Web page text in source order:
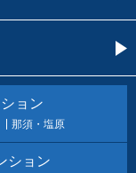
ョン
那須・塩原
ション